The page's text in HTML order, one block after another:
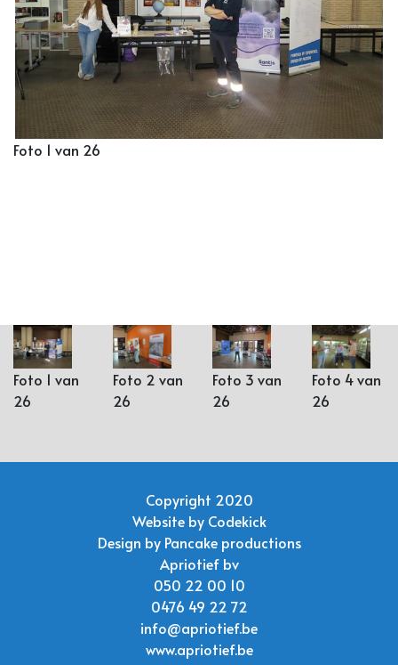
Foto 1 van 26
Foto 1 van
26
Foto 2 van
26
Foto 3 van
26
Foto 4 van
26
Copyright 2020
Website by Codekick
Design by Pancake productions
Apriotief bv
050 22 00 10
0476 49 22 72
info@apriotief.be
www.apriotief.be